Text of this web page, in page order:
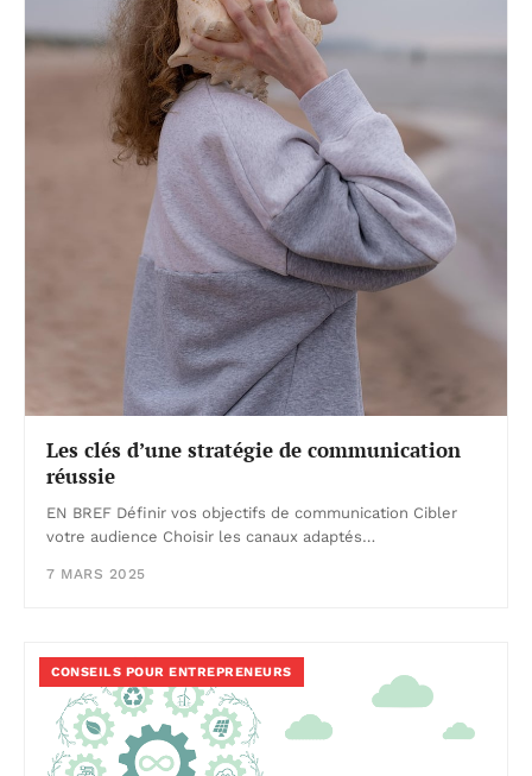
Les clés d’une stratégie de communication
réussie
EN BREF Définir vos objectifs de communication Cibler
votre audience Choisir les canaux adaptés…
7 MARS 2025
CONSEILS POUR ENTREPRENEURS